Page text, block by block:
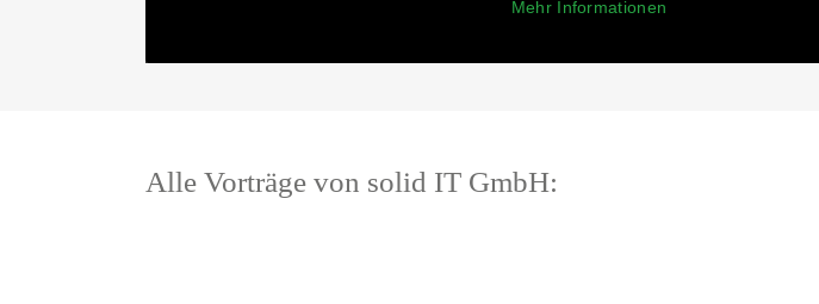
Mehr Informationen
Alle Vorträge von solid IT GmbH: